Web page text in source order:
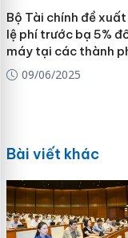
Bộ Tài chính đề
lệ phí trước bạ 5%
máy tại các thành
09/06/2025
Bài viết khác